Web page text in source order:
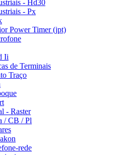
- Hd30
- Px
Power Timer (jpt)
Ii
de Terminais
Traço
- Raster
/ CB / Pl
rede